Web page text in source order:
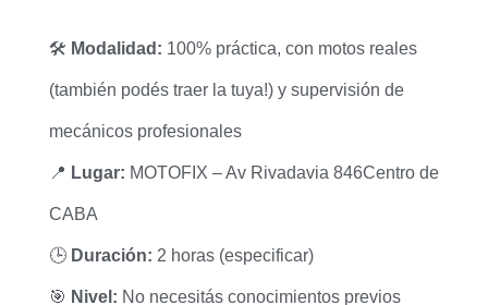
🛠 Modalidad: 100% práctica, con motos reales
(también podés traer la tuya!) y supervisión de
mecánicos profesionales
📍 Lugar: MOTOFIX – Av Rivadavia 846Centro de
CABA
🕒 Duración: 2 horas (especificar)
🎯 Nivel: No necesitás conocimientos previos